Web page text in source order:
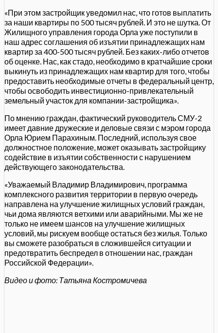
«При этом застройщик уведомил нас, что готов выплатить
за наши квартиры по 500 тысяч рублей. И это не шутка. От
Жилищного управления города Орла уже поступили в
наш адрес соглашения об изъятии принадлежащих нам
квартир за 400-500 тысяч рублей. Без каких-либо отчетов
об оценке. Нас, как стадо, необходимо в кратчайшие сроки
выкинуть из принадлежащих нам квартир для того, чтобы
предоставить необходимые отчеты в федеральный центр,
чтобы освободить инвестиционно-привлекательный
земельный участок для компании-застройщика».
По мнению граждан, фактический руководитель СМУ-2
имеет давние дружеские и деловые связи с мэром города
Орла Юрием Парахиным. Последний, используя свое
должностное положение, может оказывать застройщику
содействие в изъятии собственности с нарушением
действующего законодательства.
«Уважаемый Владимир Владимирович, программа
комплексного развития территории в первую очередь
направлена на улучшение жилищных условий граждан,
чьи дома являются ветхими или аварийными. Мы же не
только не имеем шансов на улучшение жилищных
условий, мы рискуем вообще остаться без жилья. Только
вы сможете разобраться в сложившейся ситуации и
предотвратить беспредел в отношении нас, граждан
Российской Федерации».
Видео и фото: Татьяна Костромичева